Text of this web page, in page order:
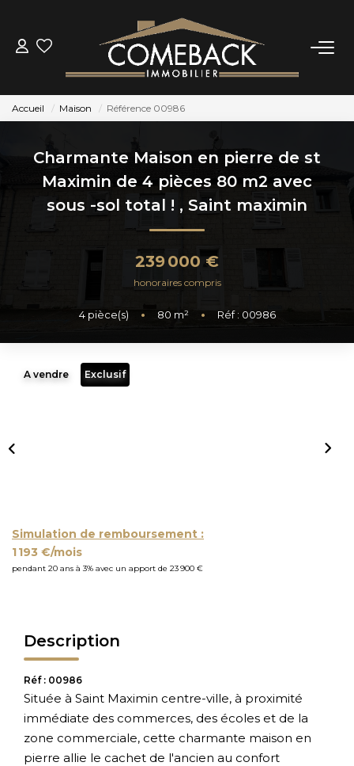
ACHETER
LOUER
ESTIMER
BIENS VENDUS
CONTACT
Accueil Maison Référence 00986
Charmante Maison en pierre de st
Maximin de 4 pièces 80 m2 avec
sous -sol total ! , Saint maximin
239 000 €
honoraires compris
4pièce(s) • 80 m² • Réf : 00986
A vendre Exclusif
Simulation de remboursement :
1 193 €/mois
pendant 20 ans à 3% avec un apport de 23 900 €
Description
Réf : 00986
Située à Saint Maximin centre-ville, à proximité
immédiate des commerces, des écoles et de la
zone commerciale, cette charmante maison en
pierre allie le cachet de l'ancien au confort